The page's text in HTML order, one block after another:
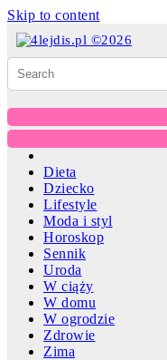
Skip to content
Dieta
Dziecko
Lifestyle
Moda i styl
Horoskop
Sennik
Uroda
W ciąży
W domu
W ogrodzie
Zdrowie
Zima